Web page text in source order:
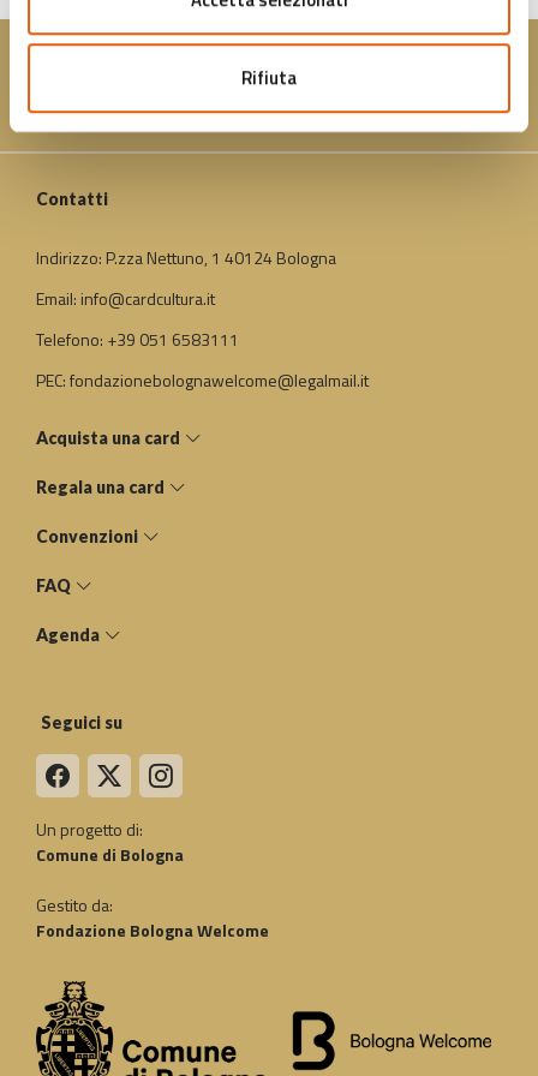
Rifiuta
Contatti
Indirizzo: P.zza Nettuno, 1 40124 Bologna
Email: info@cardcultura.it
Telefono: +39 051 6583111
PEC: fondazionebolognawelcome@legalmail.it
Acquista una card
Regala una card
Convenzioni
FAQ
Agenda
Seguici su
Un progetto di:
Comune di Bologna
Gestito da:
Fondazione Bologna Welcome